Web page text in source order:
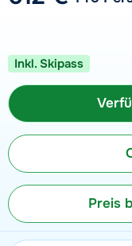
Inkl. Skipass
Preis